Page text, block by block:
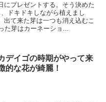
にプレゼントする。そう決めた
ドキドキしながら植えまし
出て来た芽は一つも消え込むこ
た芽はカーネーショ...
デイゴの時期がやって来
的な花が綺麗！